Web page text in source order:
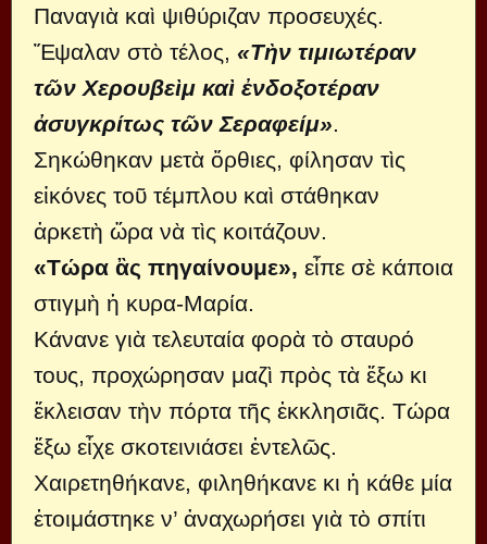
Παναγιὰ καὶ ψιθύριζαν προσευχές.
Ἔψαλαν στὸ τέλος, «Τὴν τιμιωτέραν
τῶν Χερουβεὶμ καὶ ἐνδοξοτέραν
ἀσυγκρίτως τῶν Σεραφείμ».
Σηκώθηκαν μετὰ ὄρθιες, φίλησαν τὶς
εἰκόνες τοῦ τέμπλου καὶ στάθηκαν
ἀρκετὴ ὥρα νὰ τὶς κοιτάζουν.
«Τώρα ἂς πηγαίνουμε», εἶπε σὲ κάποια
στιγμὴ ἡ κυρα-Μαρία.
Κάνανε γιὰ τελευταία φορὰ τὸ σταυρό
τους, προχώρησαν μαζὶ πρὸς τὰ ἔξω κι
ἔκλεισαν τὴν πόρτα τῆς ἐκκλησιᾶς. Τώρα
ἔξω εἶχε σκοτεινιάσει ἐντελῶς.
Χαιρετηθήκανε, φιληθήκανε κι ἡ κάθε μία
ἑτοιμάστηκε ν’ ἀναχωρήσει γιὰ τὸ σπίτι